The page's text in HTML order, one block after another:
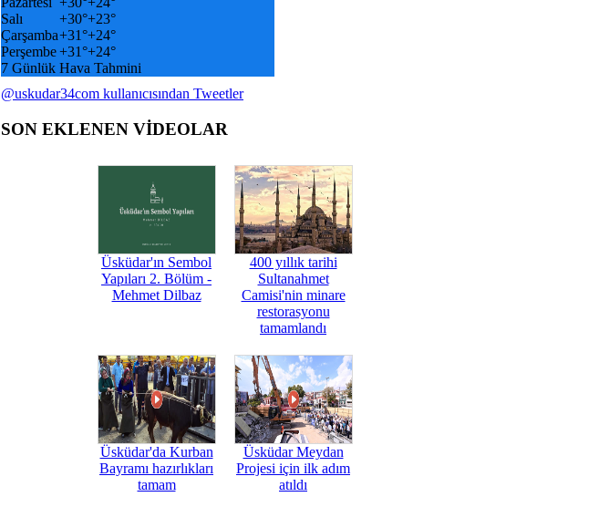
Salı
+30°+23°
Çarşamba+31°+24°
Perşembe+31°+24°
7 Günlük Hava Tahmini
@uskudar34com kullanıcısından Tweetler
SON EKLENEN VİDEOLAR
Üsküdar'ın Sembol
Yapıları 2. Bölüm -
Mehmet Dilbaz
400 yıllık tarihi
Sultanahmet
Camisi'nin minare
restorasyonu
tamamlandı
Üsküdar'da Kurban
Bayramı hazırlıkları
tamam
Üsküdar Meydan
Projesi için ilk adım
atıldı